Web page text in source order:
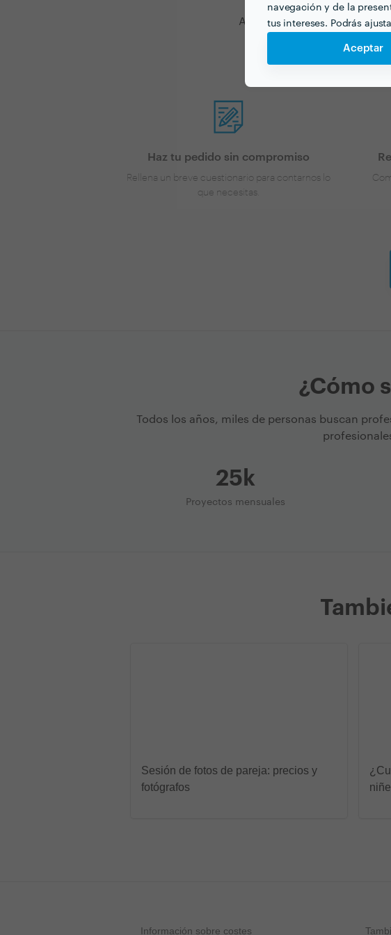
navegación y de la
tus intereses. Podrás
Aceptar
Ahora que tienes una idea
Haz tu pedido sin compromiso
Rellena un breve cuestionario para contarnos lo
que necesitas.
¿Cómo
Todos los años, miles de personas buscan
25k
Proyectos mensuales
Sesión de fotos de pareja: precios y
fotógrafos
Información sobre costes